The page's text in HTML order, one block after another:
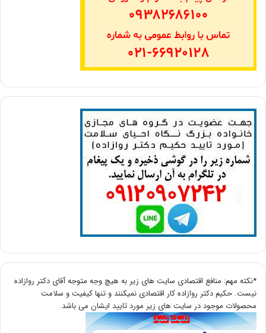
*نکته مهم: منافع اقتصادی سایت های زیر به هیچ وجه متوجه آقای دکتر روازاده
نیست. حکیم دکتر روازاده کار اقتصادی نمیکنند و تنها کیفیت و سلامت
محصولات موجود در سایت های زیر مورد تایید ایشان می باشد.